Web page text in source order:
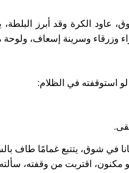
عاود الكرة وقد أبرز
وسرينة إسعاف، ولوحة
استوقفته في الظلام:
في شوق، يتتبع غمامًا طاف
اقتربت من وقفته،